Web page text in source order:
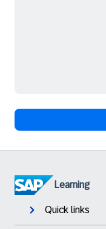
Learning
Quick links